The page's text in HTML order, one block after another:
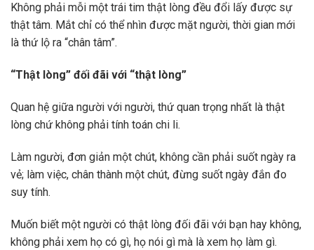
Không phải mỗi một trái tim thật lòng đều đổi lấy được sự
thật tâm. Mắt chỉ có thể nhìn được mặt người, thời gian mới
là thứ lộ ra “chân tâm”.
“Thật lòng” đối đãi với “thật lòng”
Quan hệ giữa người với người, thứ quan trọng nhất là thật
lòng chứ không phải tính toán chi li.
Làm người, đơn giản một chút, không cần phải suốt ngày ra
vẻ; làm việc, chân thành một chút, đừng suốt ngày đắn đo
suy tính.
Muốn biết một người có thật lòng đối đãi với bạn hay không,
không phải xem họ có gì, họ nói gì mà là xem họ làm gì.